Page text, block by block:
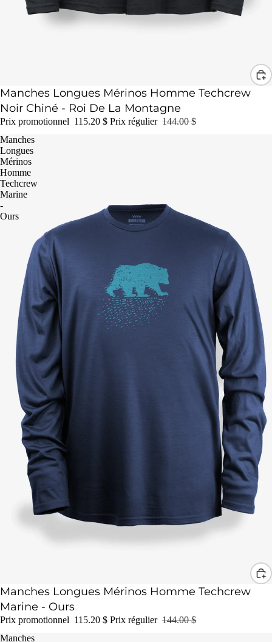
Promotion
Manches Longues Mérinos Homme Techcrew
Noir Chiné - Roi De La Montagne
Prix promotionnel 115.20 $ Prix régulier 144.00 $
Manches
Longues
Mérinos
Homme
Techcrew
Marine
-
Ours
Promotion
Manches Longues Mérinos Homme Techcrew
Marine - Ours
Prix promotionnel 115.20 $ Prix régulier 144.00 $
Manches